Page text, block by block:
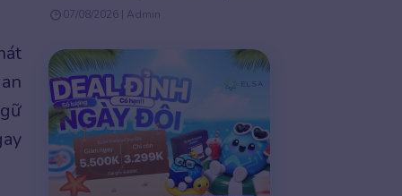
07/08/2026 | Admin